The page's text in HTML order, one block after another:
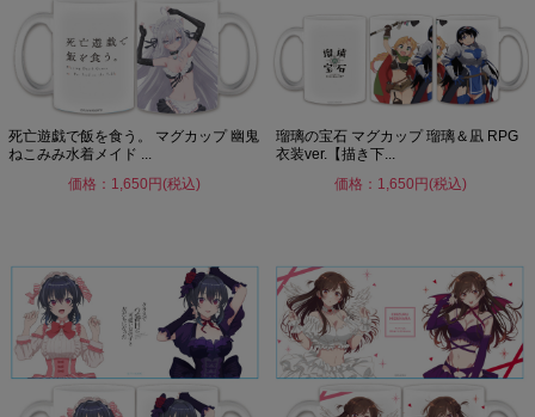
死亡遊戯で飯を食う。 マグカップ 幽鬼
ねこみみ水着メイド ...
価格：1,650円(税込)
瑠璃の宝石 マグカップ 瑠璃＆凪 RPG
衣装ver.【描き下...
価格：1,650円(税込)